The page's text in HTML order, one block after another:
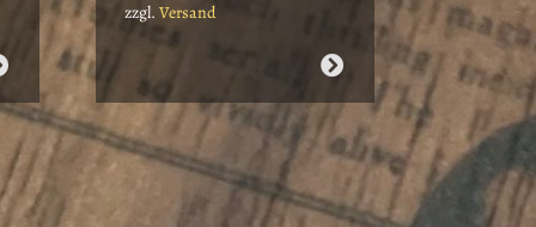
zzgl. Versand
mehrere
Varianten
Die